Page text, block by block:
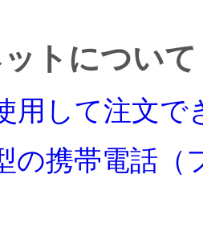
トについて
用して注文で
の携帯電話（